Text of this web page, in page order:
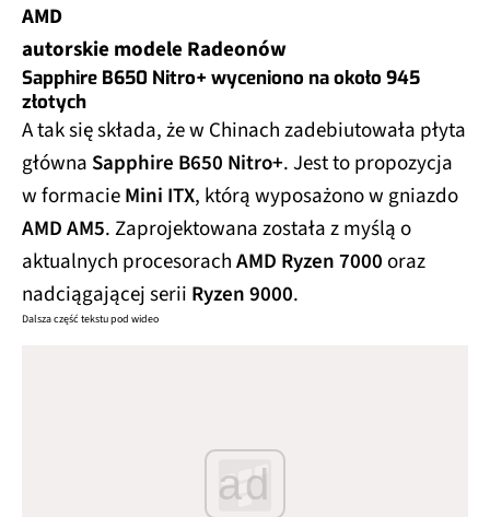
AMD
autorskie modele Radeonów
Sapphire B650 Nitro+ wyceniono na około 945
złotych
A tak się składa, że w Chinach zadebiutowała płyta
główna Sapphire B650 Nitro+. Jest to propozycja
w formacieMini ITX, którą wyposażono w gniazdo
AMD AM5. Zaprojektowana została z myślą o
aktualnych procesorachAMD Ryzen 7000oraz
nadciągającej serii Ryzen 9000.
Dalsza część tekstu pod wideo
ad